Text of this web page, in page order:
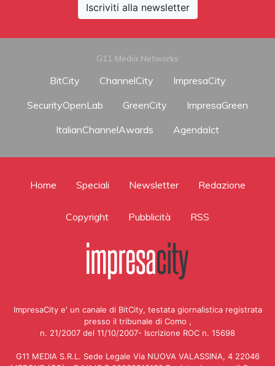
Iscriviti alla newsletter
G11 Media Networks
BitCity ChannelCity
ImpresaCity
SecurityOpenLab
GreenCity
ImpresaGreen
ItalianChannelAwards
AgendaIct
Home Speciali Newsletter Redazione
Copyright Pubblicità RSS
ImpresaCity e' un canale di BitCity, testata giornalistica registrata
presso il tribunale di Como ,
n. 21/2007 del 11/10/2007- Iscrizione ROC n. 15698
G11 MEDIA S.R.L. Sede Legale Via NUOVA VALASSINA, 4 22046